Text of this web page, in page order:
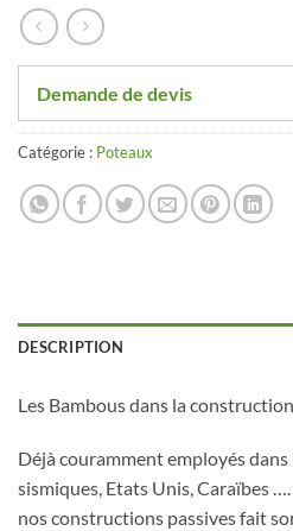
Demande de devis
Catégorie : Poteaux
DESCRIPTION
Les Bambous dans la
Déjà couramment employés dans
sismiques, Etats Unis, Caraïbes
nos constructions passives fait